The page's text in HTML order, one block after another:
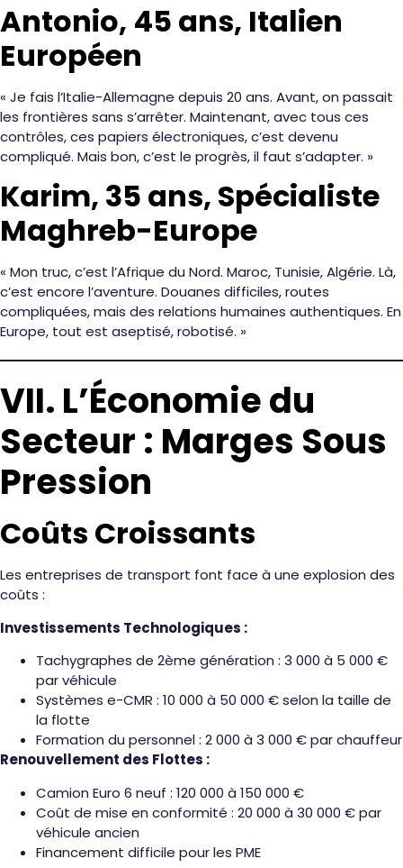
Antonio, 45 ans, Italien
Européen
« Je fais l’Italie-Allemagne depuis 20 ans. Avant, on passait
les frontières sans s’arrêter. Maintenant, avec tous ces
contrôles, ces papiers électroniques, c’est devenu
compliqué. Mais bon, c’est le progrès, il faut s’adapter. »
Karim, 35 ans, Spécialiste
Maghreb-Europe
« Mon truc, c’est l’Afrique du Nord. Maroc, Tunisie, Algérie. Là,
c’est encore l’aventure. Douanes difficiles, routes
compliquées, mais des relations humaines authentiques. En
Europe, tout est aseptisé, robotisé. »
VII. L’Économie du
Secteur : Marges Sous
Pression
Coûts Croissants
Les entreprises de transport font face à une explosion des
coûts :
Investissements Technologiques :
Tachygraphes de 2ème génération : 3 000 à 5 000 €
par véhicule
Systèmes e-CMR : 10 000 à 50 000 € selon la taille de
la flotte
Formation du personnel : 2 000 à 3 000 € par chauffeur
Renouvellement des Flottes :
Camion Euro 6 neuf : 120 000 à 150 000 €
Coût de mise en conformité : 20 000 à 30 000 € par
véhicule ancien
Financement difficile pour les PME